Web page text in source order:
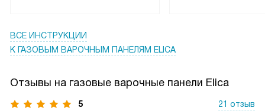
ВСЕ ИНСТРУКЦИИ
К ГАЗОВЫМ ВАРОЧНЫМ ПАНЕЛЯМ ELICA
Отзывы на газовые варочные панели Elica
5 21 отзыв